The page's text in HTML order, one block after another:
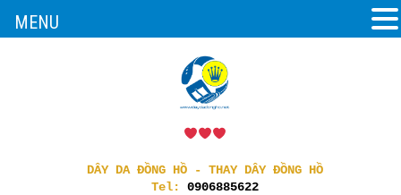
DÂY DA ĐỒNG HỒ - THAY DÂY ĐỒNG HỒ
Tel: 0906885622
MENU